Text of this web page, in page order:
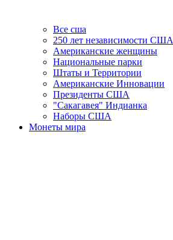
Все сша
250 лет независимости США
Американские женщины
Национальные парки
Штаты и Территории
Американские Инновации
Президенты США
"Сакагавея" Индианка
Наборы США
Монеты мира